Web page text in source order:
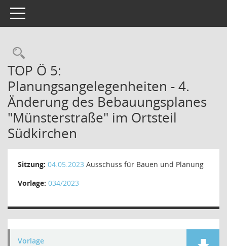
Toggle navigation
Rechercheauswahl
TOP Ö 5:
Planungsangelegenheiten - 4.
Änderung des Bebauungsplanes
"Münsterstraße" im Ortsteil
Südkirchen
Sitzung: 04.05.2023 Ausschuss für Bauen und Planung
Vorlage: 034/2023
Vorlage